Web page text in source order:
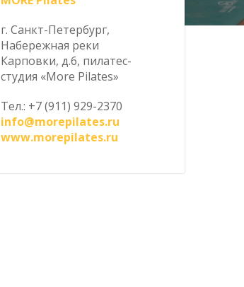
г. Санкт-Петербург,
Набережная реки
Карповки, д.6, пилатес-
студия «More Pilates»
Тел.: +7 (911) 929-2370
info@morepilates.ru
www.morepilates.ru